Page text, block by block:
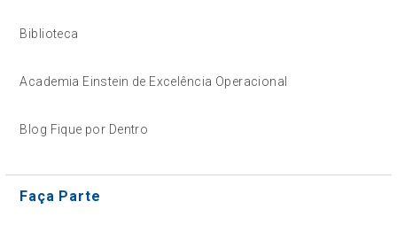
Biblioteca
Academia Einstein de Excelência Operacional
Blog Fique por Dentro
Faça Parte